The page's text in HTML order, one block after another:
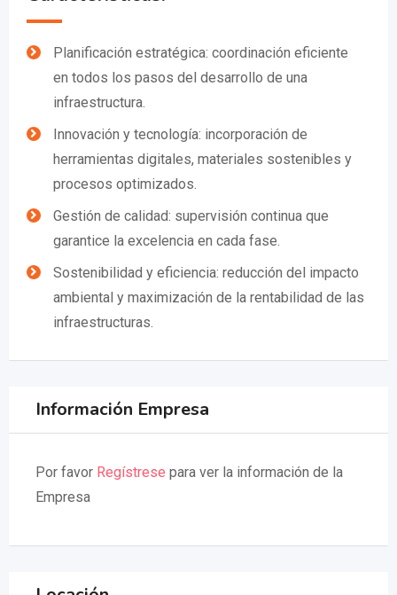
Planificación estratégica: coordinación eficiente
en todos los pasos del desarrollo de una
infraestructura.
Innovación y tecnología: incorporación de
herramientas digitales, materiales sostenibles y
procesos optimizados.
Gestión de calidad: supervisión continua que
garantice la excelencia en cada fase.
Sostenibilidad y eficiencia: reducción del impacto
ambiental y maximización de la rentabilidad de las
infraestructuras.
Información Empresa
Por favor Regístrese para ver la información de la
Empresa